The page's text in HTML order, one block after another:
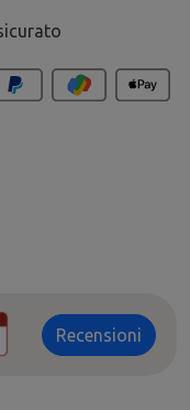
Recensioni